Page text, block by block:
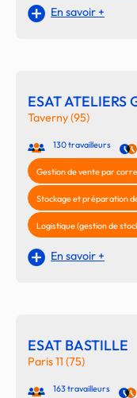
En savoir +
ESAT ATELIERS
Taverny (95)
130 travailleurs
Gestion de vente par
Stockage et préparation
Logistique (gestion de
En savoir +
ESAT BASTILLE
Paris 11 (75)
163 travailleurs